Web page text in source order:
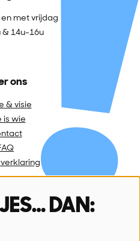
met vrijdag
& 14u-16u
ons
& visie
is wie
ons DAN: